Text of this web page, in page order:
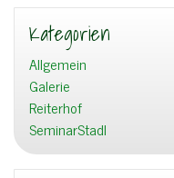
Kategorien
Allgemein
Galerie
Reiterhof
SeminarStadl